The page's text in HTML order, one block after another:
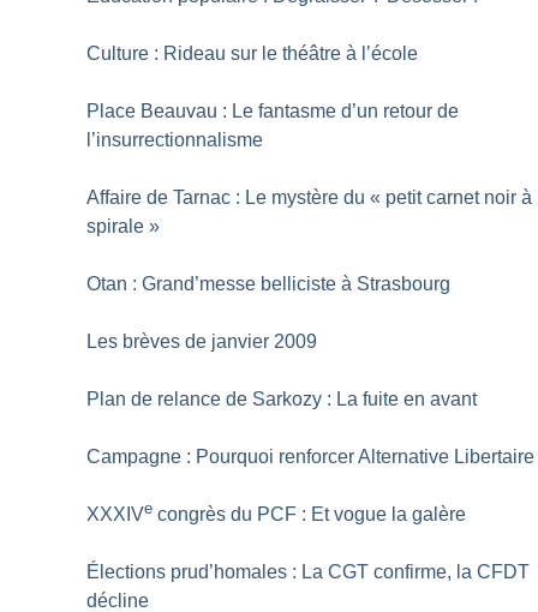
Culture : Rideau sur le théâtre à l’école
Place Beauvau : Le fantasme d’un retour de
l’insurrectionnalisme
Affaire de Tarnac : Le mystère du « petit carnet noir à
spirale »
Otan : Grand’messe belliciste à Strasbourg
Les brèves de janvier 2009
Plan de relance de Sarkozy : La fuite en avant
Campagne : Pourquoi renforcer Alternative Libertaire
XXXIVe congrès du PCF : Et vogue la galère
Élections prud’homales : La CGT confirme, la CFDT
décline